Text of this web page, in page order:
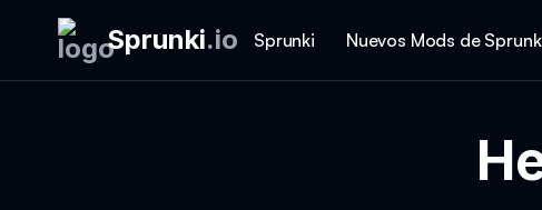
Sprunki.io Sprunki Nuevos Mods de